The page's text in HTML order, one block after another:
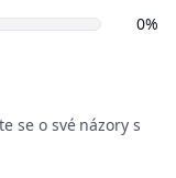
0%
se o své názory s